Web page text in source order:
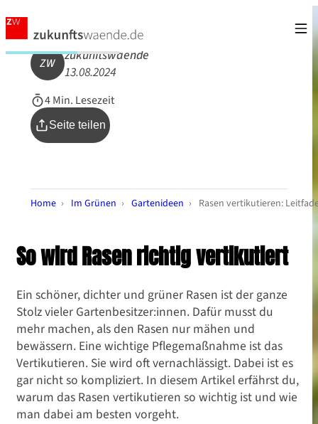
ZW
zukunftswaende
13.08.2024
4 Min. Lesezeit
Seite teilen
Home › Im Grünen › Gartenideen › Rasen vertikutieren:
So wird Rasen richtig vertikutiert
Ein schöner, dichter und grüner Rasen ist der ganze
Stolz vieler Gartenbesitzer:innen. Dafür musst du
mehr machen, als den Rasen nur mähen und
bewässern. Eine wichtige Pflegemaßnahme ist das
Vertikutieren. Sie wird oft vernachlässigt. Dabei ist es
gar nicht so kompliziert. In diesem Artikel erfährst du,
warum das Rasen vertikutieren so wichtig ist und wie
man dabei am besten vorgeht.